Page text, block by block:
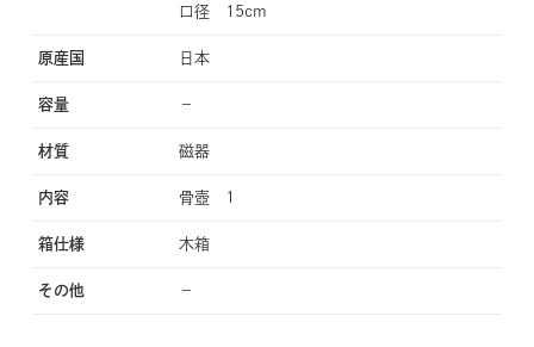
口径 15cm
原産国 日本
容量 −
材質 磁器
内容 骨壺 1
箱仕様 木箱
その他 −